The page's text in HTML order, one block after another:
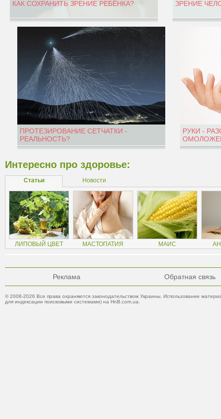
КАК СОХРАНИТЬ ЗРЕНИЕ РЕБЁНКА? ЗРЕНИЕ
ПРОТЕЗИРОВАНИЕ СЕТЧАТКИ -
РЕАЛЬНОСТЬ?
РУКИ -
Интересно про здоровье:
Статьи Новости
ЛИПОВЫЙ ЦВЕТ МАСТОПАТИЯ МАИС
Реклама Обратная связь
© 2008-2026 Все права охраняются законодательством Украины. Использование
для индексации поисковыми системами) на HnB.com.ua.